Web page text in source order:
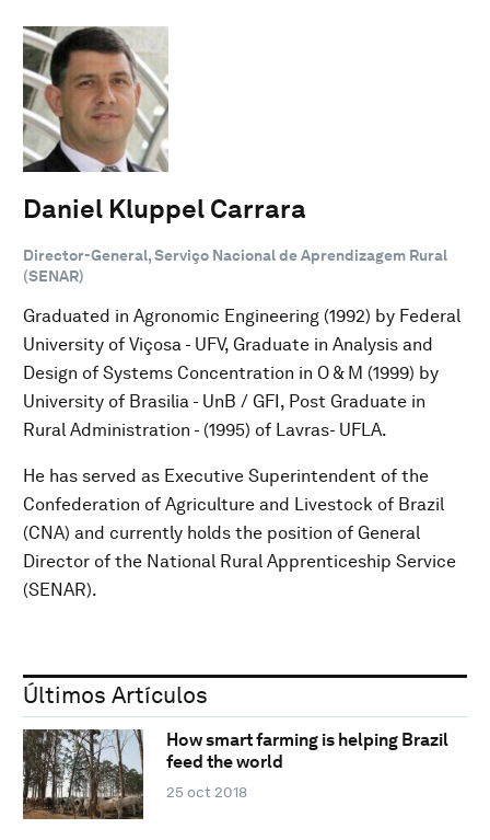
Daniel Kluppel Carrara
Director-General, Serviço Nacional de Aprendizagem Rural
(SENAR)
Graduated in Agronomic Engineering (1992) by Federal
University of Viçosa - UFV, Graduate in Analysis and
Design of Systems Concentration in O & M (1999) by
University of Brasilia - UnB / GFI, Post Graduate in
Rural Administration - (1995) of Lavras- UFLA.
He has served as Executive Superintendent of the
Confederation of Agriculture and Livestock of Brazil
(CNA) and currently holds the position of General
Director of the National Rural Apprenticeship Service
(SENAR).
Últimos Artículos
How smart farming is helping Brazil
feed the world
25 oct 2018